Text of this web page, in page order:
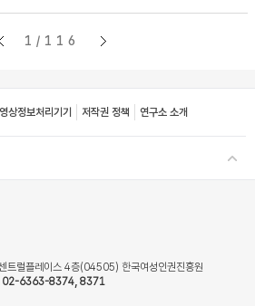
1/116
영상정보처리기기 저작권 정책 연구소 소개
트럴플레이스 4층(04505) 한국여성인권진흥원
02-6363-8374, 8371